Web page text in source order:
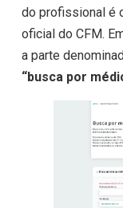
do profissional é
oficial do CFM.
a parte
“busca por